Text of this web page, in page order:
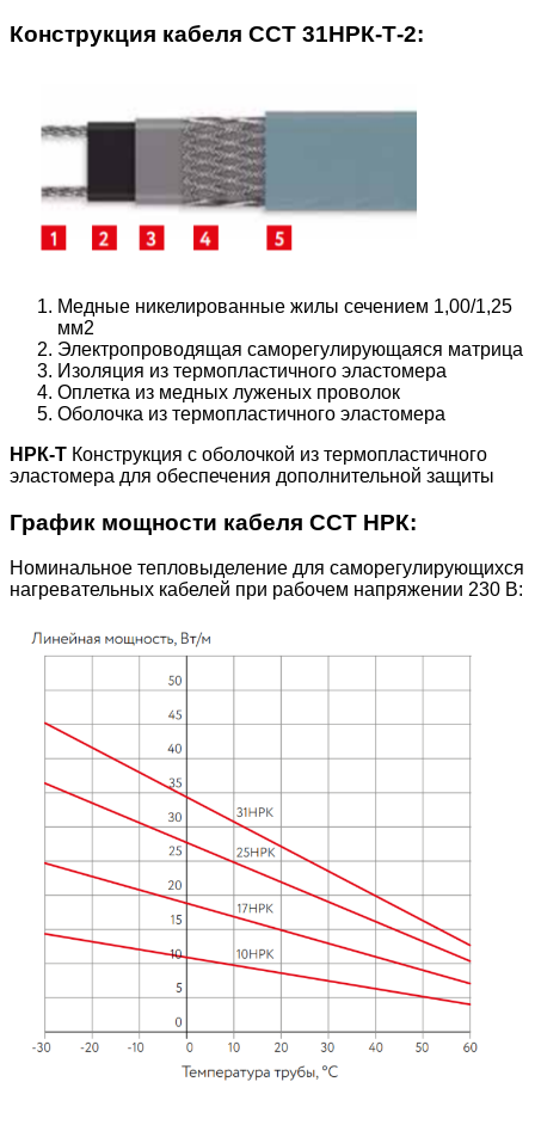
Конструкция кабеля ССТ 31НРК-Т-2:
Медные никелированные жилы сечением 1,00/1,25
мм2
Электропроводящая саморегулирующаяся матрица
Изоляция из термопластичного эластомера
Оплетка из медных луженых проволок
Оболочка из термопластичного эластомера
НРК-T Конструкция с оболочкой из термопластичного
эластомера для обеспечения дополнительной защиты
График мощности кабеля ССТ НРК:
Номинальное тепловыделение для саморегулирующихся
нагревательных кабелей при рабочем напряжении 230 В: